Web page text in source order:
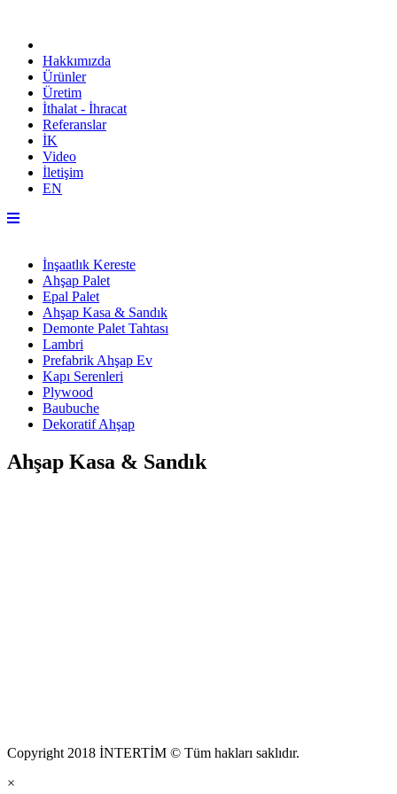
Hakkımızda
Ürünler
Üretim
İthalat - İhracat
Referanslar
İK
Video
İletişim
EN
İnşaatlık Kereste
Ahşap Palet
Epal Palet
Ahşap Kasa & Sandık
Demonte Palet Tahtası
Lambri
Prefabrik Ahşap Ev
Kapı Serenleri
Plywood
Baubuche
Dekoratif Ahşap
Ahşap Kasa & Sandık
Copyright 2018 İNTERTİM © Tüm hakları saklıdır.
×